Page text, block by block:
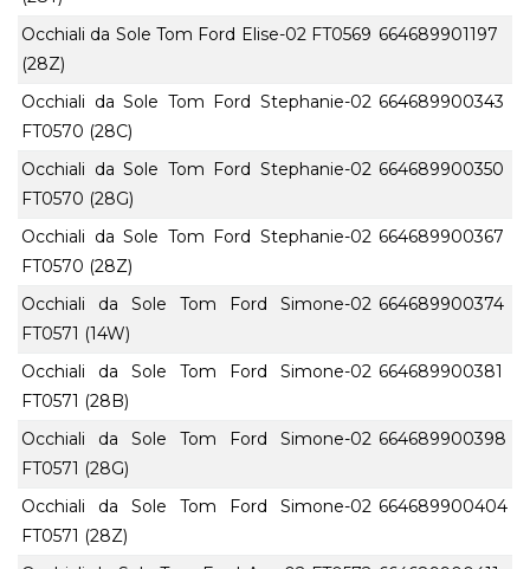
Occhiali da Sole Tom Ford Elise-02 FT0569
(28Z)
664689901197
Occhiali da Sole Tom Ford Stephanie-02
FT0570 (28C)
664689900343
Occhiali da Sole Tom Ford Stephanie-02
FT0570 (28G)
664689900350
Occhiali da Sole Tom Ford Stephanie-02
FT0570 (28Z)
664689900367
Occhiali da Sole Tom Ford Simone-02
FT0571 (14W)
664689900374
Occhiali da Sole Tom Ford Simone-02
FT0571 (28B)
664689900381
Occhiali da Sole Tom Ford Simone-02
FT0571 (28G)
664689900398
Occhiali da Sole Tom Ford Simone-02
FT0571 (28Z)
664689900404